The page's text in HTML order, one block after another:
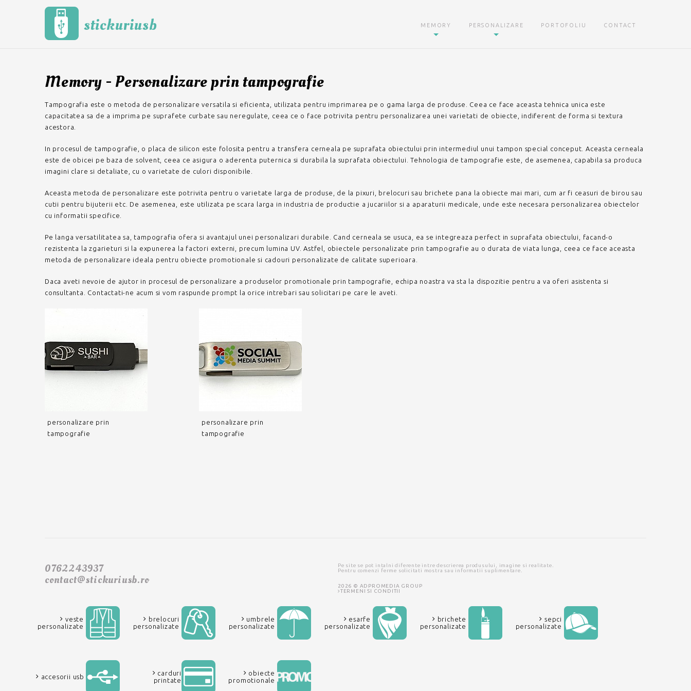
stickuriusb MEMORY PERSONALIZARE PORTOFOLIU CONTACT
Memory - Personalizare prin tampografie
Tampografia este o metoda de personalizare versatila si eficienta, utilizata pentru imprimarea pe o gama larga de produse. Ceea ce face aceasta tehnica unica este
capacitatea sa de a imprima pe suprafete curbate sau neregulate, ceea ce o face potrivita pentru personalizarea unei varietati de obiecte, indiferent de forma si textura
acestora.
In procesul de tampografie, o placa de silicon este folosita pentru a transfera cerneala pe suprafata obiectului prin intermediul unui tampon special conceput. Aceasta cerneala
este de obicei pe baza de solvent, ceea ce asigura o aderenta puternica si durabila la suprafata obiectului. Tehnologia de tampografie este, de asemenea, capabila sa produca
imagini clare si detaliate, cu o varietate de culori disponibile.
Aceasta metoda de personalizare este potrivita pentru o varietate larga de produse, de la pixuri, brelocuri sau brichete pana la obiecte mai mari, cum ar fi ceasuri de birou sau
cutii pentru bijuterii etc. De asemenea, este utilizata pe scara larga in industria de productie a jucariilor si a aparaturii medicale, unde este necesara personalizarea obiectelor
cu informatii specifice.
Pe langa versatilitatea sa, tampografia ofera si avantajul unei personalizari durabile. Cand cerneala se usuca, ea se integreaza perfect in suprafata obiectului, facand-o
rezistenta la zgarieturi si la expunerea la factori externi, precum lumina UV. Astfel, obiectele personalizate prin tampografie au o durata de viata lunga, ceea ce face aceasta
metoda de personalizare ideala pentru obiecte promotionale si cadouri personalizate de calitate superioara.
Daca aveti nevoie de ajutor in procesul de personalizare a produselor promotionale prin tampografie, echipa noastra va sta la dispozitie pentru a va oferi asistenta si
consultanta. Contactati-ne acum si vom raspunde prompt la orice intrebari sau solicitari pe care le aveti.
personalizare prin
tampografie
personalizare prin
tampografie
0762243937
contact@stickuriusb.ro
Pe site se pot intalni diferente intre descrierea produsului, imagine si realitate.
Pentru comenzi ferme solicitati mostra sau informatii suplimentare.
2026 © ADPROMEDIA GROUP
TERMENI SI CONDITII
veste
personalizate
brelocuri
personalizate
umbrele
personalizate
esarfe
personalizate
brichete
personalizate
sepci
personalizate
accesorii usb
carduri
printate
obiecte
promotionale